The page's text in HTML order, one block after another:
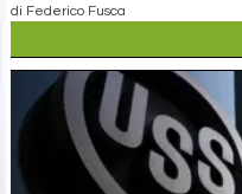
di Federico Fusca